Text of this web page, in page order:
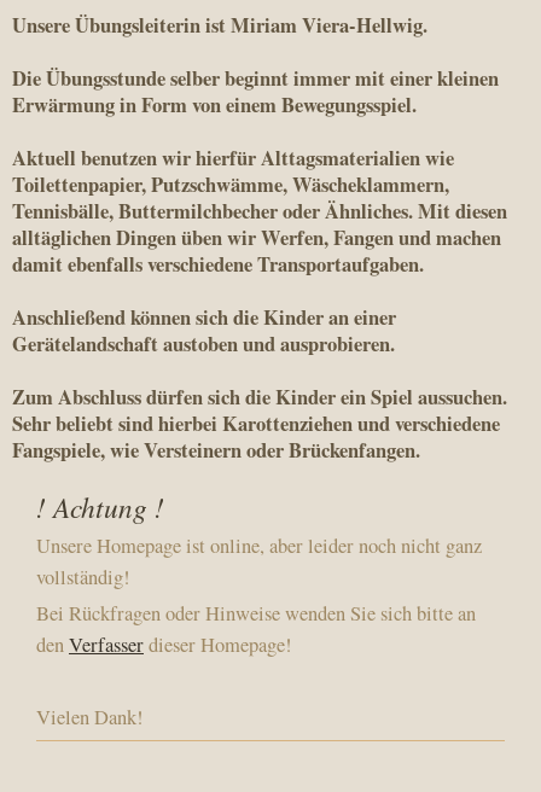
Unsere Übungsleiterin ist Miriam Viera-Hellwig.
Die Übungsstunde selber beginnt immer mit einer kleinen
Erwärmung in Form von einem Bewegungsspiel.
Aktuell benutzen wir hierfür Alttagsmaterialien wie
Toilettenpapier, Putzschwämme, Wäscheklammern,
Tennisbälle, Buttermilchbecher oder Ähnliches. Mit diesen
alltäglichen Dingen üben wir Werfen, Fangen und machen
damit ebenfalls verschiedene Transportaufgaben.
Anschließend können sich die Kinder an einer
Gerätelandschaft austoben und ausprobieren.
Zum Abschluss dürfen sich die Kinder ein Spiel aussuchen.
Sehr beliebt sind hierbei Karottenziehen und verschiedene
Fangspiele, wie Versteinern oder Brückenfangen.
! Achtung !
Unsere Homepage ist online, aber leider noch nicht ganz
vollständig!
Bei Rückfragen oder Hinweise wenden Sie sich bitte an
denVerfasserdieser Homepage!
Vielen Dank!